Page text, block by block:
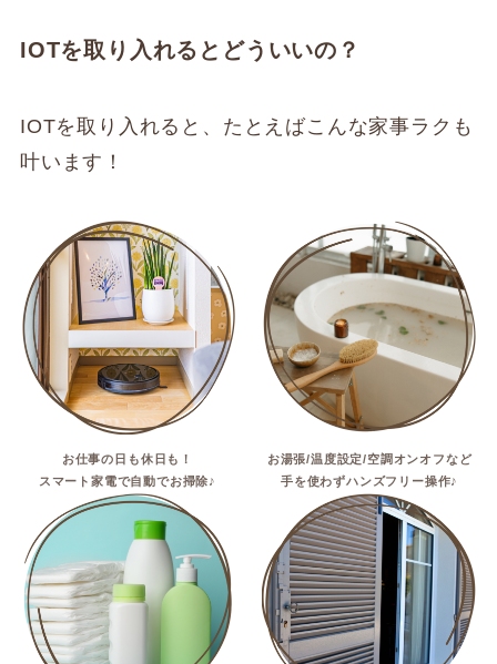
IOTを取り入れるとどういいの？
IOTを取り入れると、たとえばこんな家事ラクも
叶います！
お仕事の日も休日も！
スマート家電で自動でお掃除♪
お湯張/温度設定/空調オンオフなど
手を使わずハンズフリー操作♪